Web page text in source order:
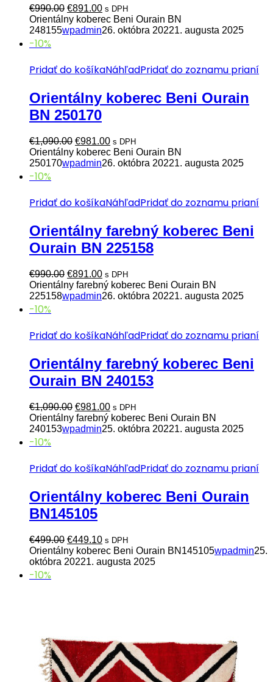
€990.00 Pôvodná
cena
bola:
€891.00Aktuálna
cena
je:
s DPH
Orientálny koberec Beni Ourain BN
248155wpadmin26. októbra 20221. augusta 2025
-10%
Pridať do košíkaNáhľadPridať do zoznamu prianí
Orientálny koberec Beni Ourain
BN 250170
€1,090.00 Pôvodná
cena
bola:
€981.00Aktuálna
cena
je:
s DPH
Orientálny koberec Beni Ourain BN
250170wpadmin26. októbra 20221. augusta 2025
-10%
Pridať do košíkaNáhľadPridať do zoznamu prianí
Orientálny farebný koberec Beni
Ourain BN 225158
€990.00 Pôvodná
cena
bola:
€891.00Aktuálna
cena
je:
s DPH
Orientálny farebný koberec Beni Ourain BN
225158wpadmin26. októbra 20221. augusta 2025
-10%
Pridať do košíkaNáhľadPridať do zoznamu prianí
Orientálny farebný koberec Beni
Ourain BN 240153
€1,090.00 Pôvodná
cena
bola:
€981.00Aktuálna
cena
je:
s DPH
Orientálny farebný koberec Beni Ourain BN
240153wpadmin25. októbra 20221. augusta 2025
-10%
Pridať do košíkaNáhľadPridať do zoznamu prianí
Orientálny koberec Beni Ourain
BN145105
€499.00 Pôvodná
cena
bola:
€449.10Aktuálna
cena
je:
s DPH
Orientálny koberec Beni Ourain BN145105wpadmin25.
októbra 20221. augusta 2025
-10%